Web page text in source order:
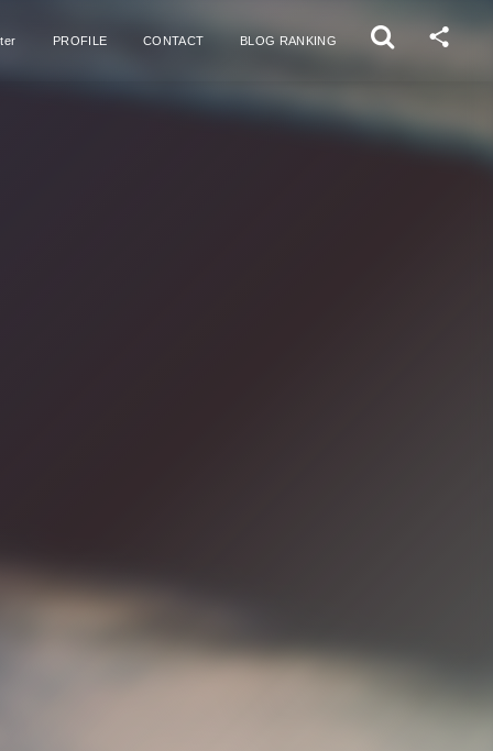
PROFILE CONTACT BLOG RANKING